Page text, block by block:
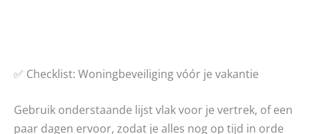
✅ Checklist: Woningbeveiliging vóór je vakantie
Gebruik onderstaande lijst vlak voor je vertrek, of een
paar dagen ervoor, zodat je alles nog op tijd in orde